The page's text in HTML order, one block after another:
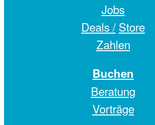
Jobs
Deals / Store
Zahlen
Buchen
Beratung
Vorträge